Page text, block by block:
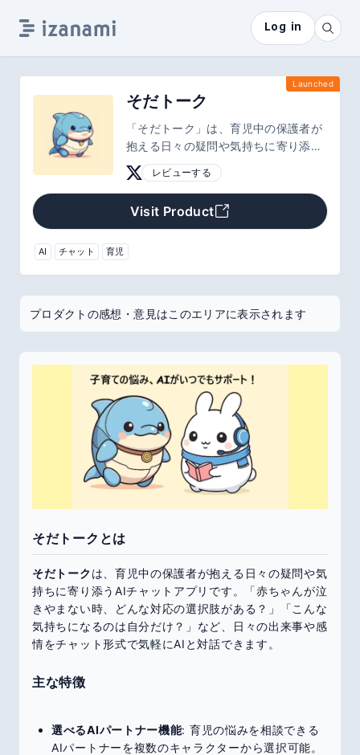
Log in
Launched
そだトーク
「そだトーク」は、育児中の保護者が
抱える日々の疑問や気持ちに寄り添う
AIチャットアプリです。「赤ちゃんが
泣きやまない時、どんな対応の選択肢
がある？」「こんな気持ちになるのは
自分だけ？」など、日々の出来事や感
情をチャット形式で気軽にAIと対話で
レビューする
Visit Product
AI チャット 育児
プロダクトの感想・意見はこのエリアに表示されます
そだトークとは
そだトーク は、育児中の保護者が抱える日々の疑問や気
持ちに寄り添うAIチャットアプリです。「赤ちゃんが泣
きやまない時、どんな対応の選択肢がある？」「こんな
気持ちになるのは自分だけ？」など、日々の出来事や感
情をチャット形式で気軽にAIと対話できます。
主な特徴
選べるAIパートナー機能: 育児の悩みを相談できる
AIパートナーを複数のキャラクターから選択可能。